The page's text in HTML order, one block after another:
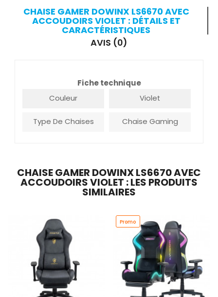
CHAISE GAMER DOWINX LS6670 AVEC
ACCOUDOIRS VIOLET : DÉTAILS ET
CARACTÉRISTIQUES
AVIS (0)
Fiche technique
Couleur
Violet
Type De Chaises Chaise Gaming
CHAISE GAMER DOWINX LS6670 AVEC
ACCOUDOIRS VIOLET : LES PRODUITS
SIMILAIRES
Promo